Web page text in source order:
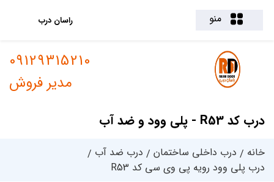
منو راسان درب
درب کد R53 - پلی وود و ضد آب
09129315210
مدیر فروش
خانه درب داخلی ساختمان
درب ضد آب
درب پلی وود رویه پی وی سی کد R53